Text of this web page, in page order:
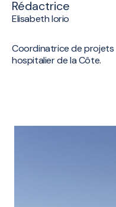
Rédactrice
Elisabeth Iorio
Coordinatrice de projets
hospitalier de la Côte.